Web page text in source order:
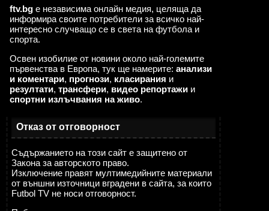
ftv.bg е независима онлайн медия, целяща да
информира своите потребители за всичко най-
интересно случващо се в света на футбола и
спорта.
Освен изобилие от новини около най-големите
първенства в Европа, тук ще намерите: анализи
и коментари, прогнози, класирания и
резултати, трансфери, видео репортажи и
спортни излъчвания на живо.
Отказ от отговорност
Съдържанието на този сайт е защитено от
Закона за авторското право.
Изключение правят мултимедийните материали
от външни източници вградени в сайта, за които
Futbol TV не носи отговорност.